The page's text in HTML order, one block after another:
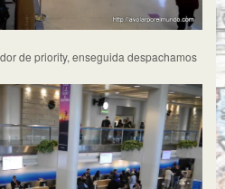
de priority, enseguida despachamos